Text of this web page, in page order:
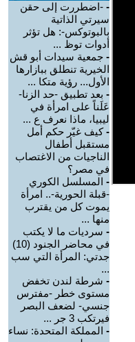
- -اضطررت إلى حقن
سيرتي الذاتية
بالبوتوكس-: هل تؤثر
أدوات توظ ...
- جمعية سيدات أبو قش
الخيرية تنطلق ببازارها
الأول... رؤية متكا ...
- بعد تطبيق -حد الزنا-
عَلَناً على امرأة في
ليبيا، ماذا نعرف ع ...
-كيف غيّر حكم أمل
مستقبل أطفال
الناجيات من الاغتصاب
في مصر؟
- المسلسل الكوري
-قبلة الحورية-.. امرأة
يموت كل من يقترب
منها ...
- سرديات ما لا يكتب
في محاضر الجنود (10)
جدتي: المرأة التي سب
...
- شرطة لندن تخفض
مستوى خطر -مفترس
جنسي- لضعف البصر
فيرتكب 3 جر ...
- المملكة المتحدة: نساء